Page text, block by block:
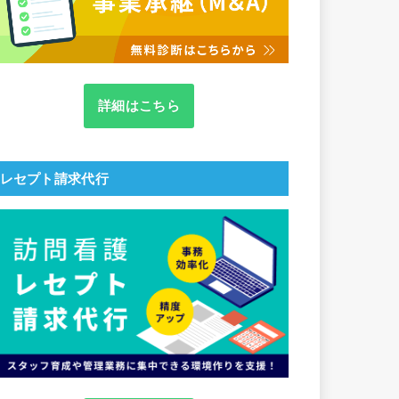
詳細はこちら
レセプト請求代行